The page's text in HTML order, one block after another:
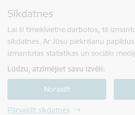
Sīkdatnes
Lai šī tīmekļvietne darbotos, tā
sīkdatnes. Ar Jūsu piekrišanu
izmantotas statistikas un sociālo
Lūdzu, atzīmējiet savu izvēli:
Noraidīt
Pārvaldīt sīkdatnes